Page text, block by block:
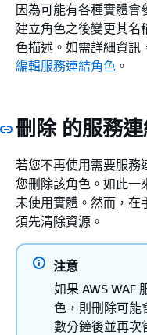
因為可能有各種實體會
建立角色之後變更其名
色描述。如需詳細資訊
編輯服務連結角色 。
刪除 的服務
若您不再使用需要服務
您刪除該角色。如此一
未使用實體。然而，在
須先清除資源。
注意
如果 AWS WAF
色，則刪除可能
數分鐘後並再次